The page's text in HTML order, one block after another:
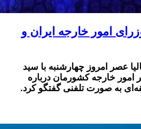
امور خارجه ایران و
عصر امروز چهارشنبه با سید
امور خارجه کشورمان درباره
به صورت تلفنی گفتگو کرد.